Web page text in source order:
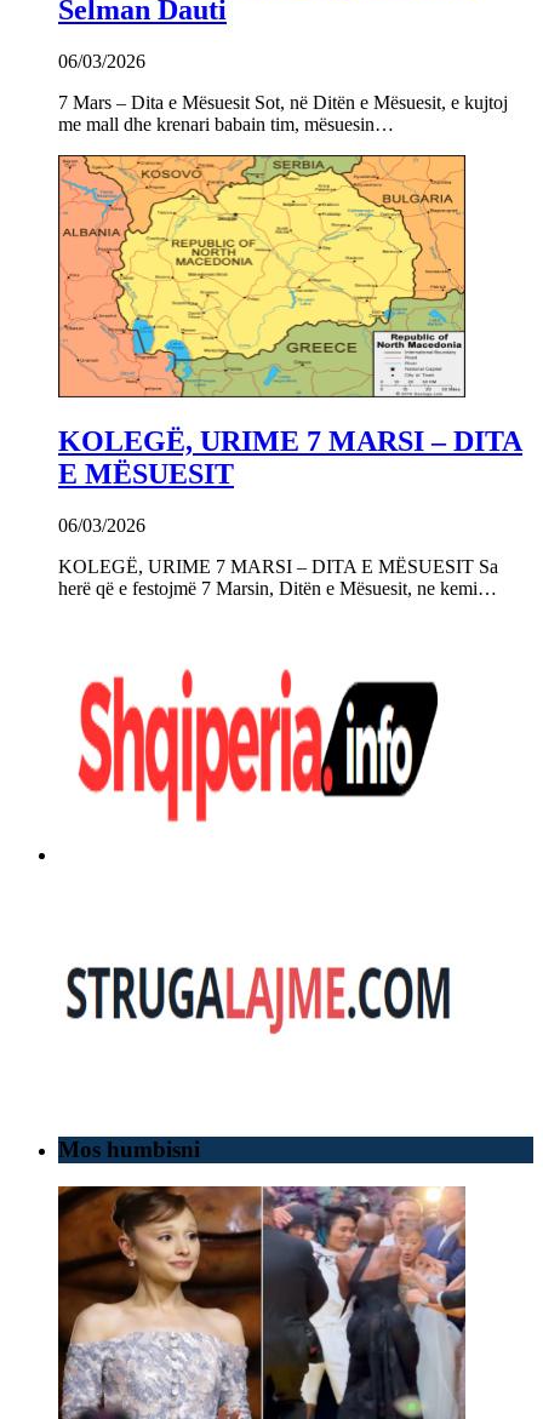
Selman Dauti
06/03/2026
7 Mars – Dita e Mësuesit Sot, në Ditën e Mësuesit, e kujtoj
me mall dhe krenari babain tim, mësuesin…
KOLEGË, URIME 7 MARSI – DITA
E MËSUESIT
06/03/2026
KOLEGË, URIME 7 MARSI – DITA E MËSUESIT Sa
herë që e festojmë 7 Marsin, Ditën e Mësuesit, ne kemi…
Mos humbisni